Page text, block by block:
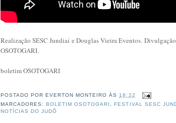
Realização SESC Jundiaí e Douglas Vieira Eventos.
OSOTOGARI.
boletim OSOTOGARI
POSTADO POR EVERTON MONTEIRO ÀS18:22
MARCADORES:BOLETIM OSOTOGARI ,FESTIVAL SESC
NOTÍCIAS DO JUDÔ